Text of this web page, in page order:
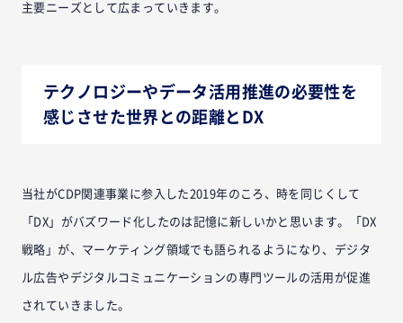
主要ニーズとして広まっていきます。
テクノロジーやデータ活用推進の必要性を
感じさせた世界との距離とDX
当社がCDP関連事業に参入した2019年のころ、時を同じくして
「DX」がバズワード化したのは記憶に新しいかと思います。「DX
戦略」が、マーケティング領域でも語られるようになり、デジタ
ル広告やデジタルコミュニケーションの専門ツールの活用が促進
されていきました。